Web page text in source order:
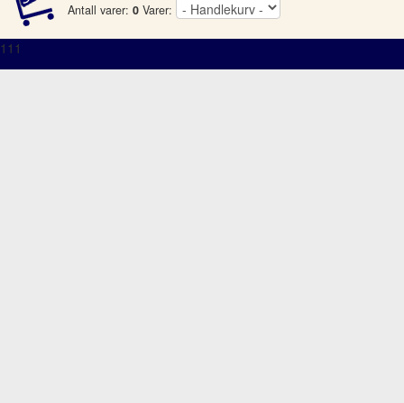
Antall varer: 0 Varer:
111